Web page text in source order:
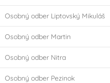
Osobný odber Liptovský Mikuláš
Osobný odber Martin
Osobný odber Nitra
Osobný odber Pezinok